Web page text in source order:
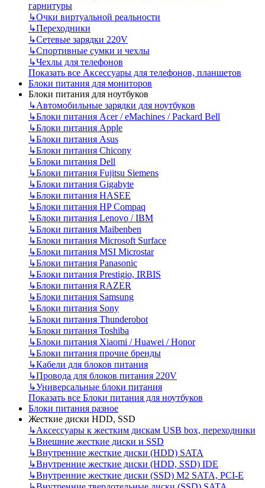
гарнитуры
↳Очки виртуальной реальности
↳Переходники
↳Сетевые зарядки 220V
↳Спортивные сумки и чехлы
↳Чехлы для телефонов
Показать все Аксессуары для телефонов, планшетов
Блоки питания для мониторов
Блоки питания для ноутбуков
↳Автомобильные зарядки для ноутбуков
↳Блоки питания Acer / eMachines / Packard Bell
↳Блоки питания Apple
↳Блоки питания Asus
↳Блоки питания Chicony
↳Блоки питания Dell
↳Блоки питания Fujitsu Siemens
↳Блоки питания Gigabyte
↳Блоки питания HASEE
↳Блоки питания HP Compaq
↳Блоки питания Lenovo / IBM
↳Блоки питания Maibenben
↳Блоки питания Microsoft Surface
↳Блоки питания MSI Microstar
↳Блоки питания Panasonic
↳Блоки питания Prestigio, IRBIS
↳Блоки питания RAZER
↳Блоки питания Samsung
↳Блоки питания Sony
↳Блоки питания Thunderobot
↳Блоки питания Toshiba
↳Блоки питания Xiaomi / Huawei / Honor
↳Блоки питания прочие бренды
↳Кабели для блоков питания
↳Провода для блоков питания 220V
↳Универсальные блоки питания
Показать все Блоки питания для ноутбуков
Блоки питания разное
Жесткие диски HDD, SSD
↳Аксессуары к жестким дискам USB box, переходники
↳Внешние жесткие диски и SSD
↳Внутренние жесткие диски (HDD) SATA
↳Внутренние жесткие диски (HDD, SSD) IDE
↳Внутренние жесткие диски (SSD) M2 SATA, PCI-E